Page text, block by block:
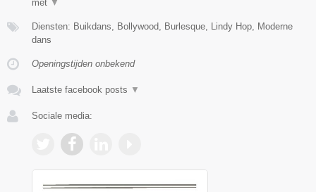
met ▼
Diensten: Buikdans, Bollywood, Burlesque, Lindy Hop, Moderne
dans
Openingstijden onbekend
Laatste facebook posts ▼
Sociale media: